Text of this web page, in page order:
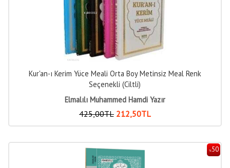
Kur'an-ı Kerim Yüce Meali Orta Boy Metinsiz Meal Renk
Seçenekli (Ciltli)
Elmalılı Muhammed Hamdi Yazır
425,00TL 212,50TL
%50